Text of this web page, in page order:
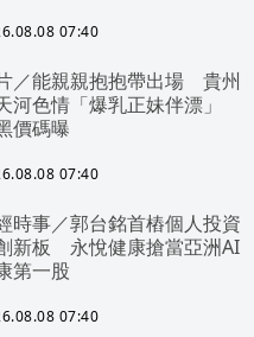
07:40
／能親親抱抱帶出場 貴州
河色情「爆乳正妹伴漂」
價碼曝
07:40
時事／郭台銘首樁個人投資
新板 永悅健康搶當亞洲AI
第一股
07:40